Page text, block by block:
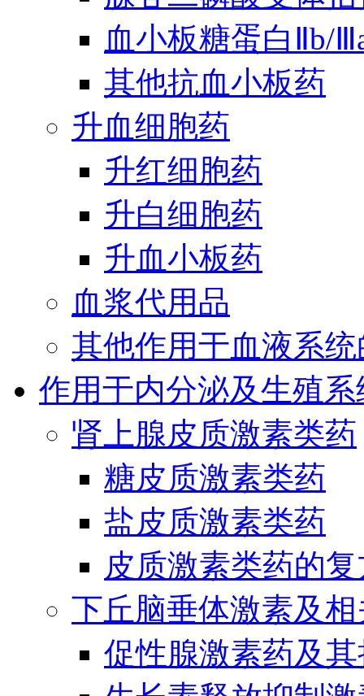
血小板糖蛋白Ⅱb/
其他抗血小板药
升血细胞药
升红细胞药
升白细胞药
升血小板药
血浆代用品
其他作用于血液系
作用于内分泌及生殖
肾上腺皮质激素类药
糖皮质激素类药
盐皮质激素类药
皮质激素类药的
下丘脑垂体激素及
促性腺激素药及